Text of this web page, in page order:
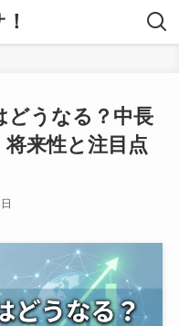
どうなる？中長
来性と注目点